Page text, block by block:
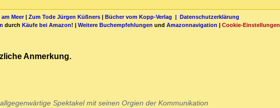
Meer| Zum Tode Jürgen Küßners| Bücher vom Kopp-Verlag | Datenschutzerklärung
durch Käufe bei Amazon! | Weitere Buchempfehlungen und Amazonnavigation | Cookie-Einstellungen
Anmerkung.
Spektakel mit seinen Orgien der Kommunikation